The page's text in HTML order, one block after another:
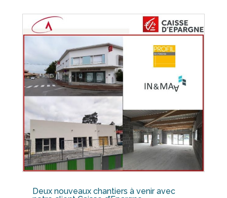
Deux nouveaux chantiers à venir avec